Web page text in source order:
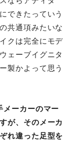
できたっていう
共通項みたいな
クは完全にモデ
ェーブイグニタ
製かよって思う
ーカーのマー
が、そのメーカ
れ違った足型を